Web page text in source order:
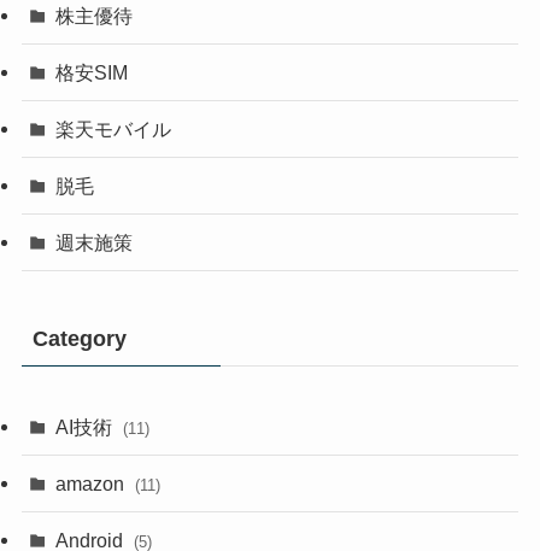
株主優待
格安SIM
楽天モバイル
脱毛
週末施策
Category
AI技術 (11)
amazon (11)
Android (5)